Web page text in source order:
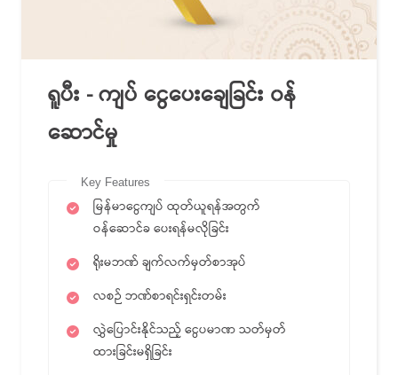
ရူပီး - ကျပ် ငွေပေးချေခြင်း ၀န်
ဆောင်မှု
Key Features
မြန်မာငွေကျပ် ထုတ်ယူရန်အတွက်
ဝန်ဆောင်ခ ပေးရန်မလိုခြင်း
ရိုးမဘဏ် ချက်လက်မှတ်စာအုပ်
လစဉ် ဘဏ်စာရင်းရှင်းတမ်း
လွှဲပြောင်းနိုင်သည့် ငွေပမာဏ သတ်မှတ်
ထားခြင်းမရှိခြင်း